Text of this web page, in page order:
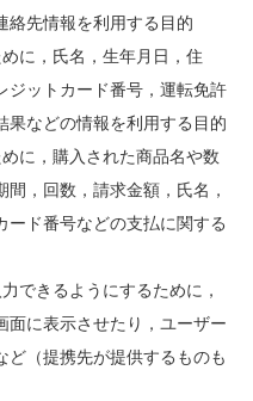
絡先情報を利用する目的
に，氏名，生年月日，住
ジットカード番号，運転免許
果などの情報を利用する目的
に，購入された商品名や数
，回数，請求金額，氏名，
ード番号などの支払に関する
できるようにするために，
面に表示させたり，ユーザー
ど（提携先が提供するものも